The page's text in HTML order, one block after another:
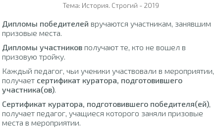
Тема: История. Строгий - 2019
Дипломы победителей вручаются участникам, занявшим
призовые места.
Дипломы участников получают те, кто не вошел в
призовую тройку.
Каждый педагог, чьи ученики участвовали в мероприятии,
получает сертификат куратора, подготовившего
участника(ов).
Сертификат куратора, подготовившего победителя(ей),
получает педагог, учащиеся которого заняли призовые
места в мероприятии.